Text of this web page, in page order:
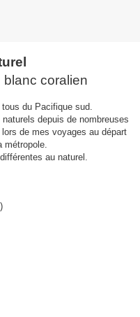
blanc coralien
du Pacifique sud.
depuis de nombreuses
de mes voyages au départ
métropole.
au naturel.